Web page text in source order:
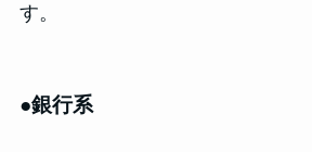
す。
●銀行系